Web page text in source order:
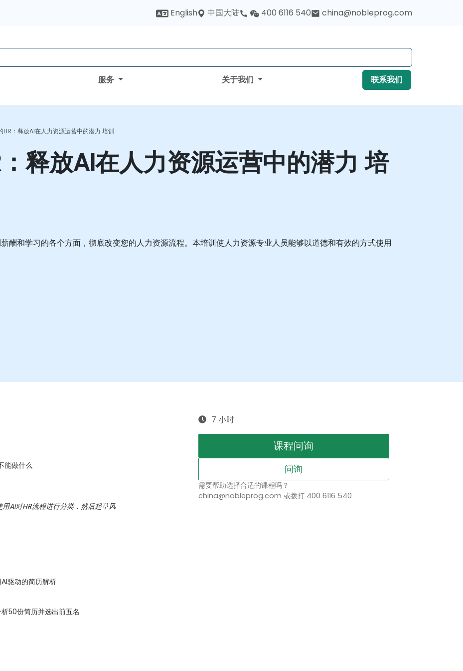
English 中国大陆 400 6116 540 china@nobleprog.com
服务 关于我们 联系我们
HR：释放AI在人力资源运营中的潜力 培训
释放AI在人力资源运营中的潜力 培
酬和学习的各个方面，彻底改变您的人力资源流程。本培训使人力资源专业人员能够以道德和有效的方式使用
能做什么
AI对HR流程进行分类，然后起草风
驱动的简历解析
50份简历并选出前五名
7 小时
课程问询
问询
需要帮助选择合适的课程吗？
china@nobleprog.com 或拨打 400 6116 540